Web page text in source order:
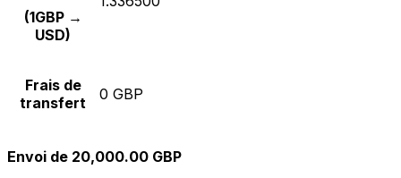
(1GBP →
USD)
Frais de
transfert
0 GBP
Envoi de 20,000.00 GBP